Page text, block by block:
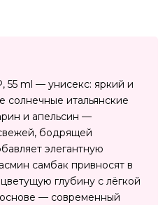
55 ml — унисекс: яркий и
солнечные итальянские
и апельсин —
бодрящей
элегантную
самбак привносят в
глубину с лёгкой
— современный